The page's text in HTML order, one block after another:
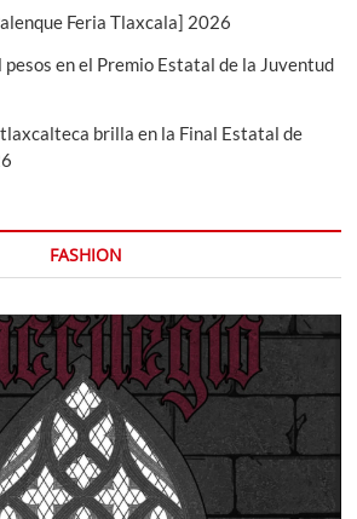
Feria Tlaxcala] 2026
pesos en el Premio Estatal de la Juventud
brilla en la Final Estatal de
FASHION